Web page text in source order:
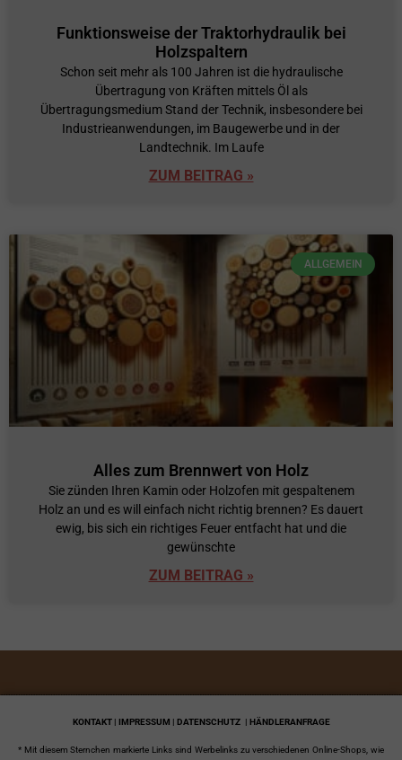
Funktionsweise der Traktorhydraulik bei
Holzspaltern
Schon seit mehr als 100 Jahren ist die hydraulische
Übertragung von Kräften mittels Öl als
Übertragungsmedium Stand der Technik, insbesondere bei
Industrieanwendungen, im Baugewerbe und in der
Landtechnik. Im Laufe
ZUM BEITRAG »
ALLGEMEIN
Alles zum Brennwert von Holz
Sie zünden Ihren Kamin oder Holzofen mit gespaltenem
Holz an und es will einfach nicht richtig brennen? Es dauert
ewig, bis sich ein richtiges Feuer entfacht hat und die
gewünschte
ZUM BEITRAG »
KONTAKT | IMPRESSUM | DATENSCHUTZ | HÄNDLERANFRAGE
* Mit diesem Sternchen markierte Links sind Werbelinks zu verschiedenen Online-Shops, wie